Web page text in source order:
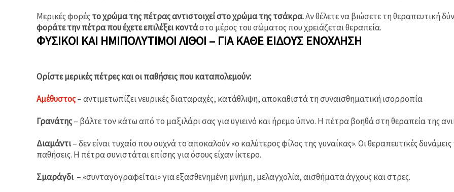
Μερικές φορέςτο χρώμα της πέτρας αντιστοιχεί στο χρώμα της τσάκρα.Αν θέλετε να βιώσετε τη θεραπευτική
φοράτε την πέτρα που έχετε επιλέξει κοντάστο μέρος του σώματος που χρειάζεται θεραπεία.
ΦΥΣΙΚΟΊ ΚΑΙ ΗΜΙΠΟΛΎΤΙΜΟΙ ΛΊΘΟΙ – ΓΙΑ ΚΆΘΕ ΕΊΔΟΥΣ ΕΝΌΧΛΗΣΗ
Ορίστε μερικές πέτρες και οι παθήσεις που καταπολεμούν:
Αμέθυστος– αντιμετωπίζει νευρικές διαταραχές, κατάθλιψη, αποκαθιστά τη συναισθηματική ισορροπία
Γρανάτης– βάλτε τον κάτω από το μαξιλάρι σας για υγιεινό και ήρεμο ύπνο. Η πέτρα βοηθά στη θεραπεία της
Διαμάντι– δεν είναι τυχαίο που συχνά το αποκαλούν «ο καλύτερος φίλος της γυναίκας». Οι θεραπευτικές
παθήσεις. Η πέτρα συνιστάται επίσης για όσους είχαν ίκτερο.
Σμαράγδι – «συνταγογραφείται» για εξασθενημένη μνήμη, μελαγχολία, αισθήματα άγχους και στρες.